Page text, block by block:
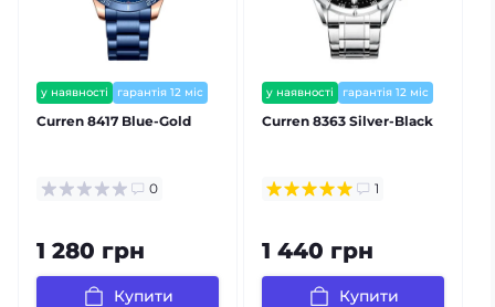
у наявності
гарантія 12 міс
залишилось мало
Curren 8417 Blue-Gold
0
1 280 грн
Купити
у наявності
гарантія 12 міс
залишилось мало
Curren 8363 Silver-Black
1
1 440 грн
Купити